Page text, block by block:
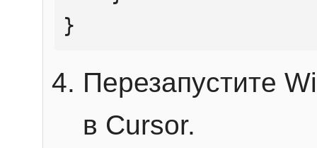
}
Перезапустите
в Cursor.